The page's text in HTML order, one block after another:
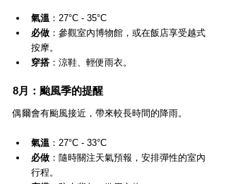
氣溫 ：27°C - 35°C
必做 ：參觀室內博物館，或在飯店享受越式
按摩。
穿搭 ：涼鞋、輕便雨衣。
8月：颱風季的提醒
偶爾會有颱風接近，帶來較長時間的降雨。
氣溫 ：27°C - 33°C
必做 ：隨時關注天氣預報，安排彈性的室內
行程。